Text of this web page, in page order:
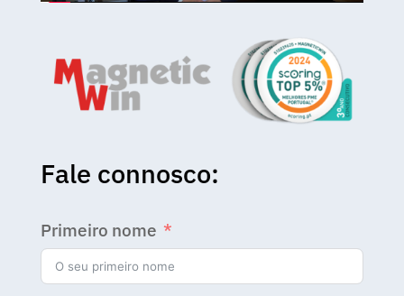
Fale connosco:
Primeiro nome